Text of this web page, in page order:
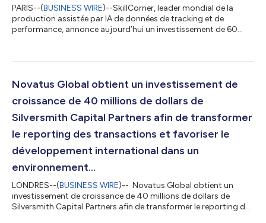
PARIS--(BUSINESS WIRE)--SkillCorner, leader mondial de la
production assistée par IA de données de tracking et de
performance, annonce aujourd’hui un investissement de 60
dans l’accompagnement d’entreprises à fort potentiel de la
permettre à l’entreprise française de renforcer sa présence sur
Novatus Global obtient un investissement de
croissance de 40 millions de dollars de
Silversmith Capital Partners afin de transformer
le reporting des transactions et favoriser le
développement international dans un
environnement...
LONDRES--(BUSINESS WIRE)-- Novatus Global obtient un
investissement de croissance de 40 millions de dollars de
Silversmith Capital Partners afin de transformer le reporting des